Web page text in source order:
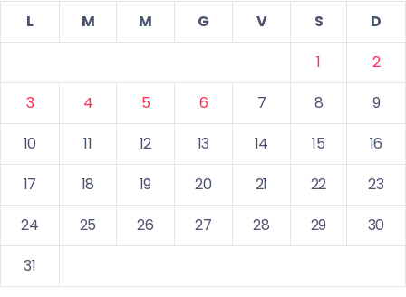
L
M M G V S
D
1
2
3
4 5 6 7 8
9
10
11 12 13 14 15
16
17
18 19 20 21 22
23
24
25 26 27 28 29
30
31